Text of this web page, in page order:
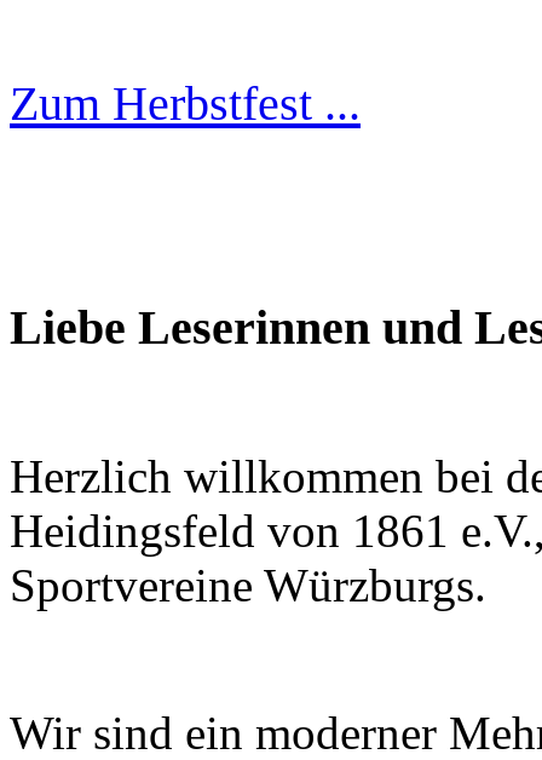
Zum Herbstfest ...
Liebe Leserinnen und
Herzlich willkommen bei
Heidingsfeld von 1861
Sportvereine Würzburgs.
Wir sind ein moderner